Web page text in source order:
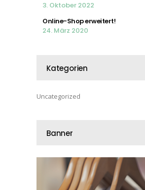
3. Oktober 2022
Online-Shop erweitert!
24. März 2020
Kategorien
Uncategorized
Banner